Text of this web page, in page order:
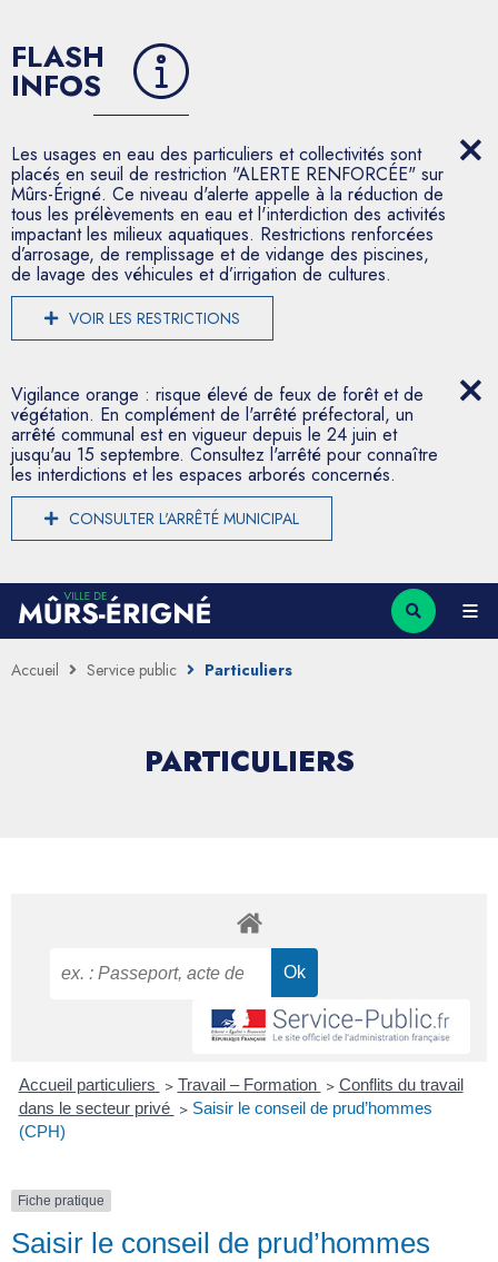
FLASH
INFOS
Les usages en eau des particuliers et collectivités sont
placés en seuil de restriction "ALERTE RENFORCÉE" sur
Mûrs-Érigné. Ce niveau d'alerte appelle à la réduction de
tous les prélèvements en eau et l'interdiction des activités
impactant les milieux aquatiques. Restrictions renforcées
d’arrosage, de remplissage et de vidange des piscines,
de lavage des véhicules et d’irrigation de cultures.
VOIR LES RESTRICTIONS
Vigilance orange : risque élevé de feux de forêt et de
végétation. En complément de l'arrêté préfectoral, un
arrêté communal est en vigueur depuis le 24 juin et
jusqu'au 15 septembre. Consultez l'arrêté pour connaître
les interdictions et les espaces arborés concernés.
CONSULTER L'ARRÊTÉ MUNICIPAL
Accueil Service public Particuliers
PARTICULIERS
Accueil particuliers > Travail – Formation > Conflits du travail
dans le secteur privé > Saisir le conseil de prud’hommes
(CPH)
Fiche pratique
Saisir le conseil de prud’hommes